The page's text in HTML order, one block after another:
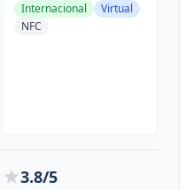
Internacional
Virtual
NFC
3.8/5